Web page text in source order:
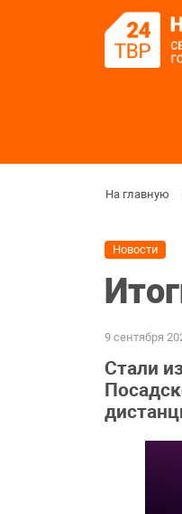
На главную
Новости
9 сентября
Стали